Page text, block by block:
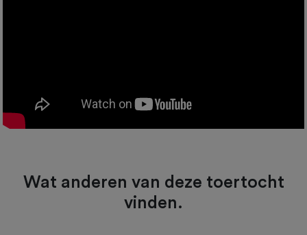
Wat anderen van deze toertocht
vinden.